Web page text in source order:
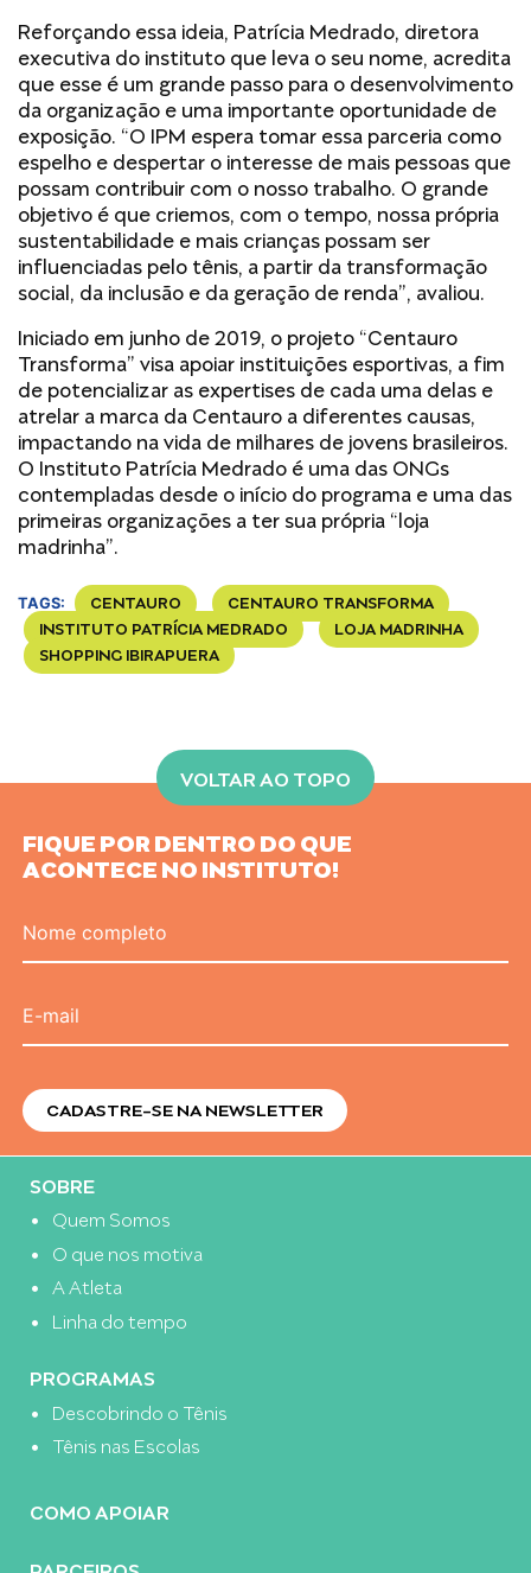
Reforçando essa ideia, Patrícia Medrado, diretora
executiva do instituto que leva o seu nome, acredita
que esse é um grande passo para o desenvolvimento
da organização e uma importante oportunidade de
exposição. “O IPM espera tomar essa parceria como
espelho e despertar o interesse de mais pessoas que
possam contribuir com o nosso trabalho. O grande
objetivo é que criemos, com o tempo, nossa própria
sustentabilidade e mais crianças possam ser
influenciadas pelo tênis, a partir da transformação
social, da inclusão e da geração de renda”, avaliou.
Iniciado em junho de 2019, o projeto “Centauro
Transforma” visa apoiar instituições esportivas, a fim
de potencializar as expertises de cada uma delas e
atrelar a marca da Centauro a diferentes causas,
impactando na vida de milhares de jovens brasileiros.
O Instituto Patrícia Medrado é uma das ONGs
contempladas desde o início do programa e uma das
primeiras organizações a ter sua própria “loja
madrinha”.
TAGS: CENTAURO
CENTAURO TRANSFORMA
INSTITUTO PATRÍCIA MEDRADO
LOJA MADRINHA
SHOPPING IBIRAPUERA
VOLTAR AO TOPO
FIQUE POR DENTRO DO QUE
ACONTECE NO INSTITUTO!
Nome completo
E-mail
SOBRE
Quem Somos
O que nos motiva
A Atleta
Linha do tempo
PROGRAMAS
Descobrindo o Tênis
Tênis nas Escolas
COMO APOIAR